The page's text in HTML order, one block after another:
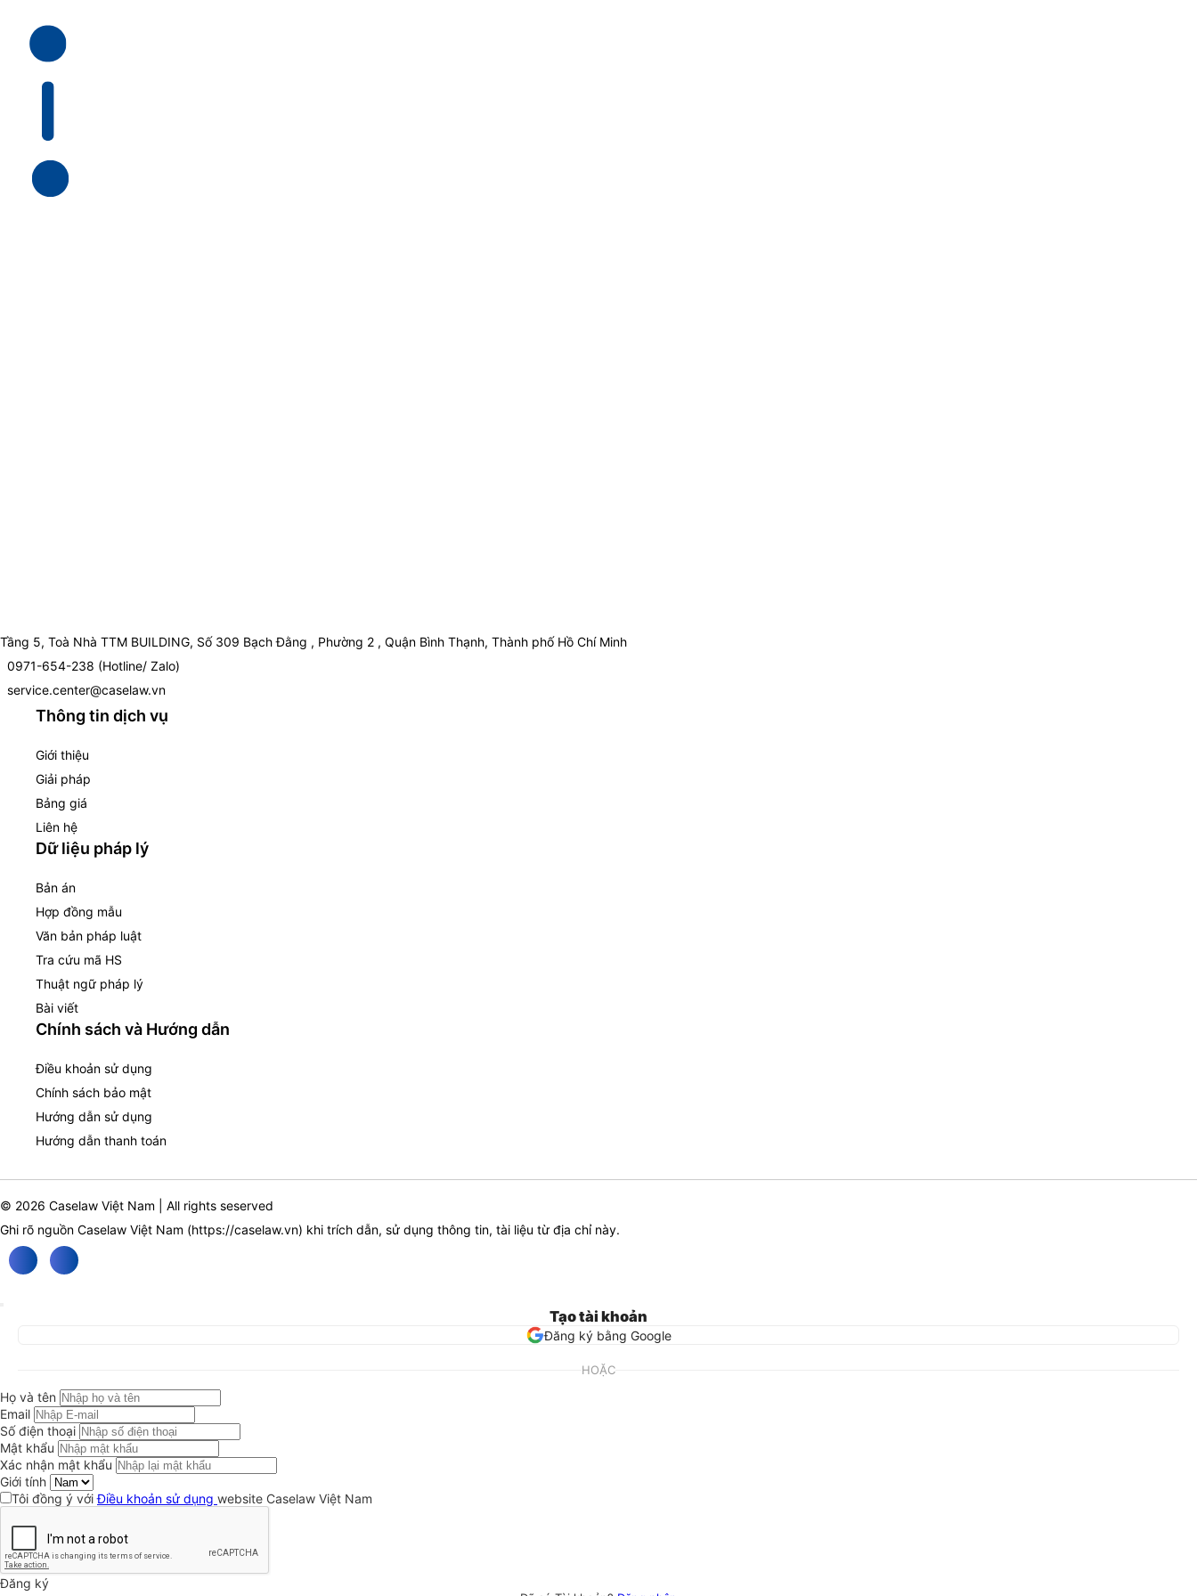
Tầng 5, Toà Nhà TTM BUILDING, Số 309 Bạch Đằng , Phường 2 , Quận Bình Thạnh, Thành phố Hồ Chí Minh
0971-654-238 (Hotline/ Zalo)
service.center@caselaw.vn
Thông tin dịch vụ
Giới thiệu
Giải pháp
Bảng giá
Liên hệ
Dữ liệu pháp lý
Bản án
Hợp đồng mẫu
Văn bản pháp luật
Tra cứu mã HS
Thuật ngữ pháp lý
Bài viết
Chính sách và Hướng dẫn
Điều khoản sử dụng
Chính sách bảo mật
Hướng dẫn sử dụng
Hướng dẫn thanh toán
© 2026 Caselaw Việt Nam | All rights seserved
Ghi rõ nguồn Caselaw Việt Nam (https://caselaw.vn) khi trích dẫn, sử dụng thông tin, tài liệu từ địa chỉ này.
Tạo tài khoản
Đăng ký bằng Google
HOẶC
Họ và tên
Email
Số điện thoại
Mật khẩu
Xác nhận mật khẩu
Giới tính
Tôi đồng ý vớiĐiều khoản sử dụng website Caselaw Việt Nam
Đăng ký